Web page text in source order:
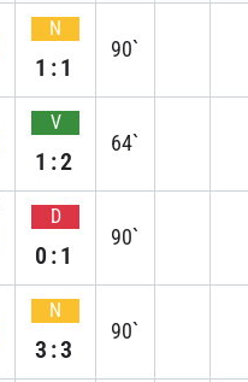
N
1:1
90`
V
1:2
64`
D
0:1
90`
N
3:3
90`